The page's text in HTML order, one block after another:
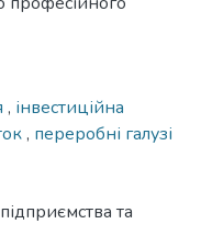
, інвестиційна
, переробні галузі
та